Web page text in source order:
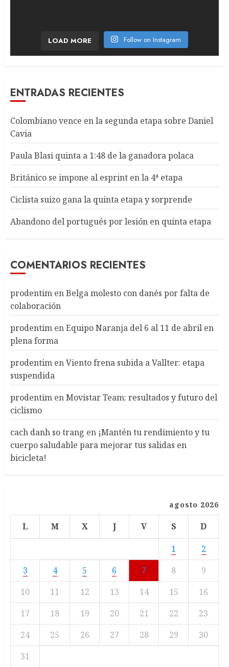
LOAD MORE Follow on Instagram
ENTRADAS RECIENTES
Colombiano vence en la segunda etapa sobre Daniel
Cavia
Paula Blasi quinta a 1:48 de la ganadora polaca
Británico se impone al esprint en la 4ª etapa
Ciclista suizo gana la quinta etapa y sorprende
Abandono del portugués por lesión en quinta etapa
COMENTARIOS RECIENTES
prodentim enBelga molesto con danés por falta de
colaboración
prodentim enEquipo Naranja del 6 al 11 de abril en
plena forma
prodentim enViento frena subida a Vallter: etapa
suspendida
prodentim enMovistar Team: resultados y futuro del
ciclismo
cach danh so trang en ¡Mantén tu rendimiento y tu
cuerpo saludable para mejorar tus salidas en
bicicleta!
agosto 2026
L M X J V S
D
1
2
3
4 5 6 7 8
9
10
11 12 13 14 15
16
17
18 19 20 21 22
23
24
25 26 27 28 29
30
31